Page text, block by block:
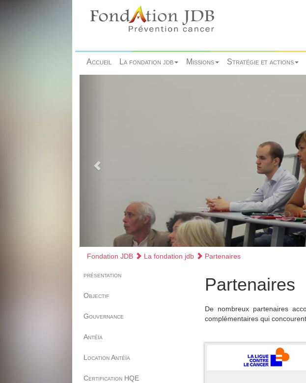
Accueil La fondation jdb Missions Stratégie et actions
Fondation JDB La fondation jdb Partenaires
présentation
Objectif
Gouvernance
Antéïa
Location Antéïa
Certification HQE
Partenaires
De nombreux partenaires
complémentaires qui